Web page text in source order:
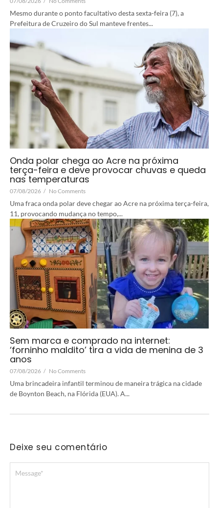
Mesmo durante o ponto facultativo desta sexta-feira (7), a
Prefeitura de Cruzeiro do Sul manteve frentes...
Onda polar chega ao Acre na próxima
terça-feira e deve provocar chuvas e queda
nas temperaturas
07/08/2026 / No Comments
Uma fraca onda polar deve chegar ao Acre na próxima terça-feira,
11, provocando mudança no tempo,...
Sem marca e comprado na internet:
‘forninho maldito’ tira a vida de menina de 3
anos
07/08/2026 / No Comments
Uma brincadeira infantil terminou de maneira trágica na cidade
de Boynton Beach, na Flórida (EUA). A...
Deixe seu comentário